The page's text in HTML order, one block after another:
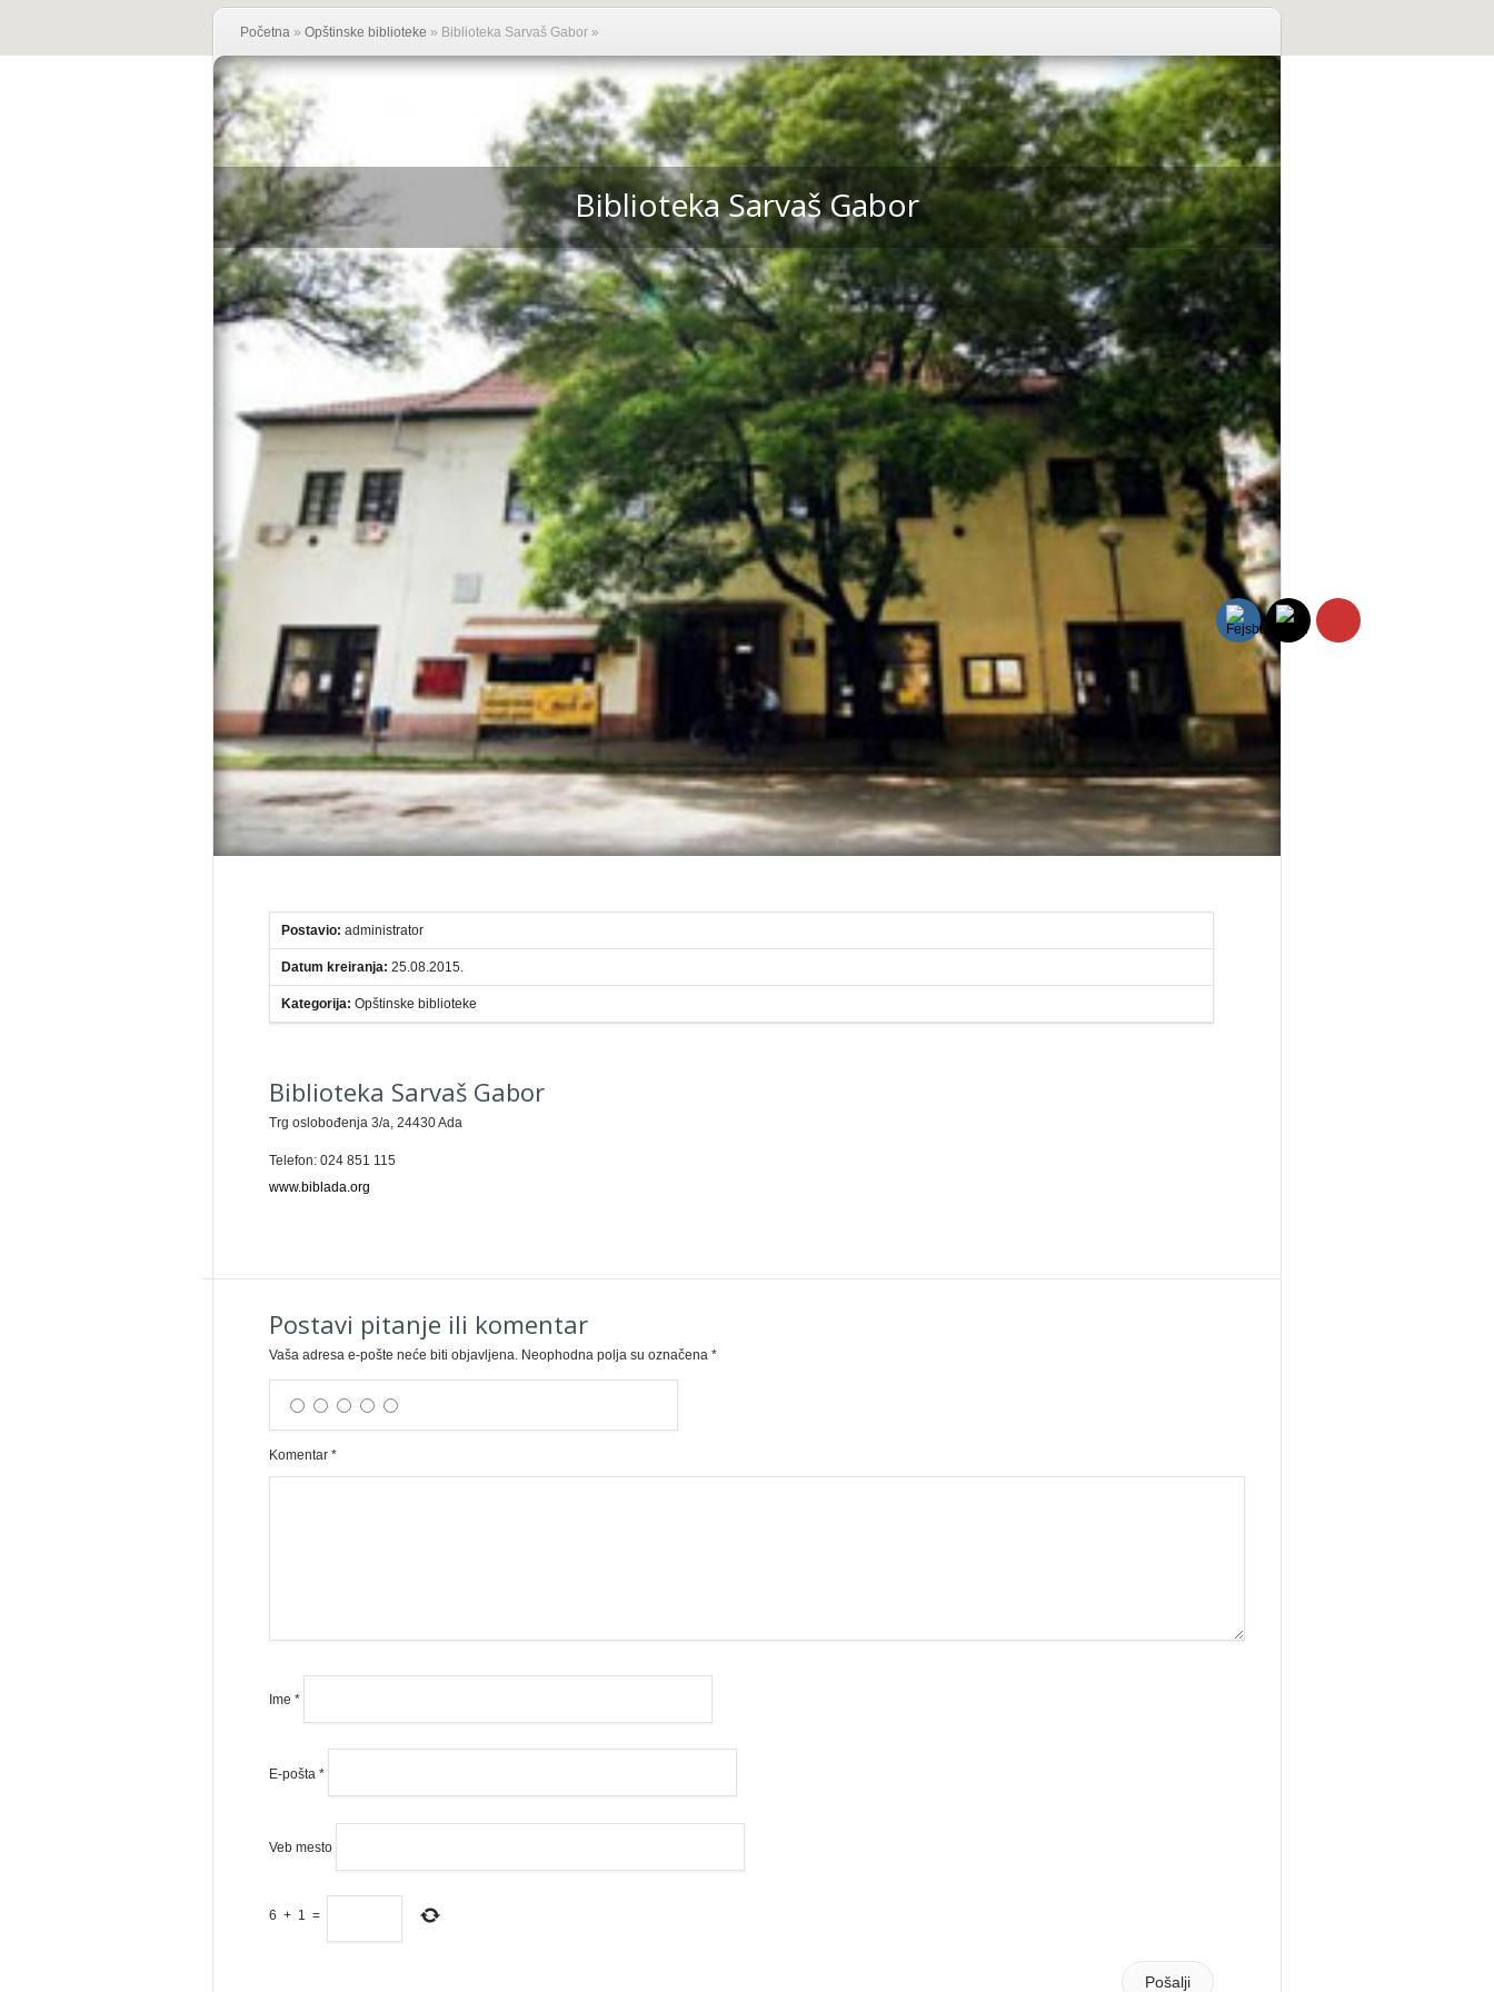
Početna » Opštinske biblioteke » Biblioteka Sarvaš Gabor »
Biblioteka Sarvaš Gabor
Postavio: administrator
Datum kreiranja: 25.08.2015.
Kategorija: Opštinske biblioteke
Biblioteka Sarvaš Gabor
Trg oslobođenja 3/a, 24430 Ada
Telefon: 024 851 115
www.biblada.org
Postavi pitanje ili komentar
Vaša adresa e-pošte neće biti objavljena. Neophodna polja su označena *
Komentar *
Ime *
E-pošta *
Veb mesto
6 + 1 =